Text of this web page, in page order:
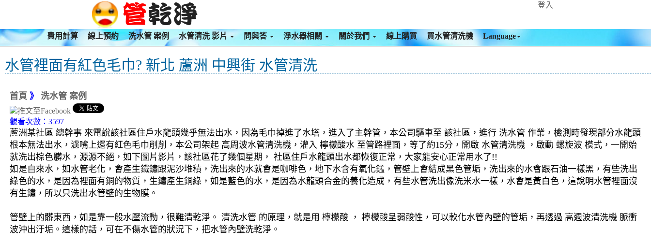
登入
費用計算 線上預約 洗水管 案例 水管清洗 影片 問與答 淨水器相關 關於我們 線上購買 買水管清洗機 Language
水管裡面有紅色毛巾? 新北 蘆洲 中興街 水管清洗
首頁 》 洗水管 案例
觀看次數：3597
蘆洲某社區 總幹事 來電說該社區住戶水龍頭幾乎無法出水，因為毛巾掉進了水塔，進入了主幹管，本公司驅車至 該社區，進行 洗水管 作業，檢測時發現部分水龍頭
根本無法出水，濾嘴上還有紅色毛巾削削，本公司架起 高周波水管清洗機，灌入 檸檬酸水 至管路裡面，等了約15分，開啟 水管清洗機 ，啟動 螺旋波 模式，一開始
就洗出棕色髒水，源源不絕，如下圖片影片，該社區花了幾個星期， 社區住戶水龍頭出水都恢復正常，大家能安心正常用水了!!
如是自來水，如水管老化，會產生鐵鏽跟泥沙堆積，洗出來的水就會是咖啡色，地下水含有氧化錳，管壁上會結成黑色管垢，洗出來的水會跟石油一樣黑，有些洗出
綠色的水，是因為裡面有銅的物質，生鏽產生銅綠，如是藍色的水，是因為水龍頭合金的養化造成，有些水管洗出像洗米水一樣，水會是黃白色，這說明水管裡面沒
有生鏽，所以只洗出水管壁的生物膜。
管壁上的髒東西，如是靠一般水壓流動，很難清乾淨。 清洗水管 的原理，就是用 檸檬酸 ， 檸檬酸呈弱酸性，可以軟化水管內壁的管垢，再透過 高週波清洗機 脈衝
波沖出汙垢。這樣的話，可在不傷水管的狀況下，把水管內壁洗乾淨。